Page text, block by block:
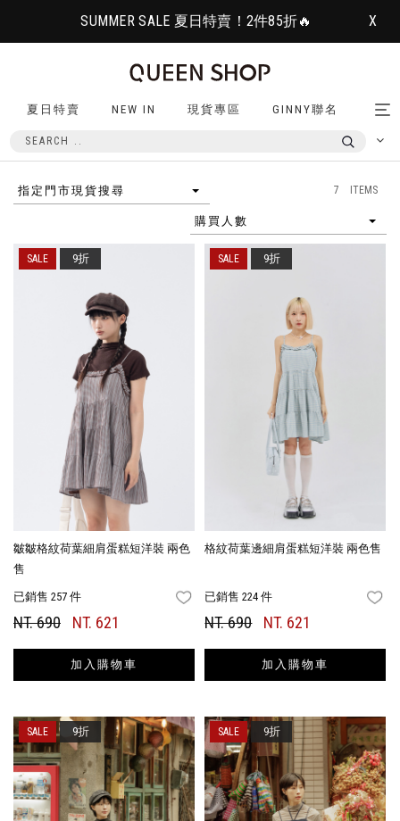
SUMMER SALE 夏日特賣！2件85折🔥 X
夏日特賣 NEW IN 現貨專區 GINNY聯名
指定門市現貨搜尋 7 ITEMS
購買人數
皺皺格紋荷葉細肩蛋糕短洋裝 兩色
售
已銷售 257 件 FAVORITES
NT. 690 NT. 621
加入購物車
9折
格紋荷葉邊細肩蛋糕短洋裝 兩色售
已銷售 224 件
NT. 690 NT. 621
加入購物車
9折
9折 9折